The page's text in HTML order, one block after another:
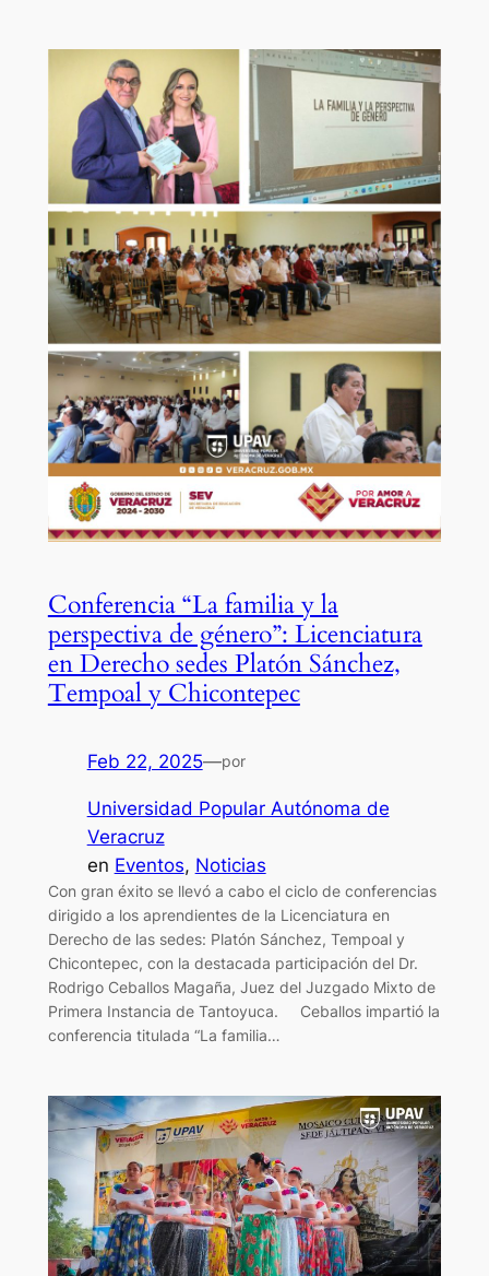
Conferencia “La familia y la
perspectiva de género”: Licenciatura
en Derecho sedes Platón Sánchez,
Tempoal y Chicontepec
Feb 22, 2025—por
Universidad Popular Autónoma de
Veracruz
en Eventos, Noticias
Con gran éxito se llevó a cabo el ciclo de conferencias
dirigido a los aprendientes de la Licenciatura en
Derecho de las sedes: Platón Sánchez, Tempoal y
Chicontepec, con la destacada participación del Dr.
Rodrigo Ceballos Magaña, Juez del Juzgado Mixto de
Primera Instancia de Tantoyuca. Ceballos impartió la
conferencia titulada “La familia…